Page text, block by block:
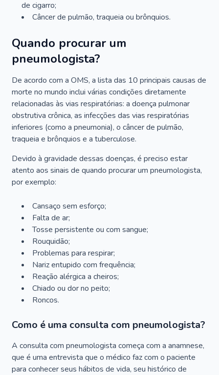
de cigarro;
Câncer de pulmão, traqueia ou brônquios.
Quando procurar um
pneumologista?
De acordo com a OMS, a lista das 10 principais causas de
morte no mundo inclui várias condições diretamente
relacionadas às vias respiratórias: a doença pulmonar
obstrutiva crônica, as infecções das vias respiratórias
inferiores (como a pneumonia), o câncer de pulmão,
traqueia e brônquios e a tuberculose.
Devido à gravidade dessas doenças, é preciso estar
atento aos sinais de quando procurar um pneumologista,
por exemplo:
Cansaço sem esforço;
Falta de ar;
Tosse persistente ou com sangue;
Rouquidão;
Problemas para respirar;
Nariz entupido com frequência;
Reação alérgica a cheiros;
Chiado ou dor no peito;
Roncos.
Como é uma consulta com pneumologista?
A consulta com pneumologista começa com a anamnese,
que é uma entrevista que o médico faz com o paciente
para conhecer seus hábitos de vida, seu histórico de